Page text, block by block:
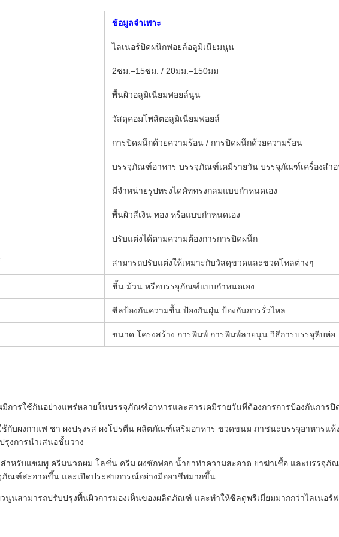
ข้อมูลจำเพาะ
ไลเนอร์ปิดผนึกฟอยล์อลูมิเนียมนูน
2ซม.–15ซม. / 20มม.–150มม
พื้นผิวอลูมิเนียมฟอยล์นูน
วัสดุคอมโพสิตอลูมิเนียมฟอยล์
การปิดผนึกด้วยความร้อน / การปิดผนึกด้วยความร้อน
บรรจุภัณฑ์อาหาร บรรจุภัณฑ์เคมีรายวัน บรรจุภัณฑ์เครื่องสำอ
มีจำหน่ายรูปทรงไดคัททรงกลมแบบกำหนดเอง
พื้นผิวสีเงิน ทอง หรือแบบกำหนดเอง
ปรับแต่งได้ตามความต้องการการปิดผนึก
สามารถปรับแต่งให้เหมาะกับวัสดุขวดและขวดโหลต่างๆ
ชิ้น ม้วน หรือบรรจุภัณฑ์แบบกำหนดเอง
ซีลป้องกันความชื้น ป้องกันฝุ่น ป้องกันการรั่วไหล
ขนาด โครงสร้าง การพิมพ์ การพิมพ์ลายนูน วิธีการบรรจุหีบห่อ
มีการใช้กันอย่างแพร่หลายในบรรจุภัณฑ์อาหารและสารเคมีรายวันที่ต้องการการป้องกันการ
กับผงกาแฟ ชา ผงปรุงรส ผงโปรตีน ผลิตภัณฑ์เสริมอาหาร ขวดขนม ภาชนะบรรจุอาหาร
งการนำเสนอชั้นวาง
ำหรับแชมพู ครีมนวดผม โลชั่น ครีม ผงซักฟอก น้ำยาทำความสะอาด ยาฆ่าเชื้อ และบรรจุ
ภัณฑ์สะอาดขึ้น และเปิดประสบการณ์อย่างมืออาชีพมากขึ้น
นสามารถปรับปรุงพื้นผิวการมองเห็นของผลิตภัณฑ์ และทำให้ซีลดูพรีเมี่ยมมากกว่าไลเนอร์